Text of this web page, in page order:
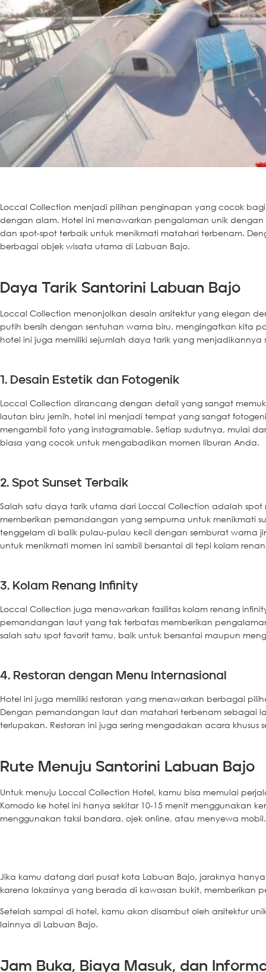
Loccal Collection menjadi pilihan penginapan yang cocok
dengan alam. Hotel ini menawarkan pengalaman unik
dan spot-spot terbaik untuk menikmati matahari terbenam.
berbagai objek wisata utama di Labuan Bajo.
Daya Tarik Santorini Labuan Bajo
Loccal Collection menonjolkan desain arsitektur yang elegan
putih bersih dengan sentuhan warna biru, mengingatkan kita
hotel ini juga memiliki sejumlah daya tarik yang
1. Desain Estetik dan Fotogenik
Loccal Collection dirancang dengan detail yang sangat
lautan biru jernih, hotel ini menjadi tempat yang sangat
mengambil foto yang instagramable. Setiap sudutnya, mulai
biasa yang cocok untuk mengabadikan momen liburan Anda.
2. Spot Sunset Terbaik
Salah satu daya tarik utama dari Loccal Collection adalah
memberikan pemandangan yang sempurna untuk menikmati
tenggelam di balik pulau-pulau kecil dengan semburat
untuk menikmati momen ini sambil bersantai di tepi kolam
3. Kolam Renang Infinity
Loccal Collection juga menawarkan fasilitas kolam renang
pemandangan laut yang tak terbatas memberikan
salah satu spot favorit tamu, baik untuk bersantai maupun
4. Restoran dengan Menu Internasional
Hotel ini juga memiliki restoran yang menawarkan berbagai
Dengan pemandangan laut dan matahari terbenam sebagai
terlupakan. Restoran ini juga sering mengadakan acara khusus
Rute Menuju Santorini Labuan Bajo
Untuk menuju Loccal Collection Hotel, kamu bisa memulai
Komodo ke hotel ini hanya sekitar 10-15 menit menggunakan
menggunakan taksi bandara, ojek online, atau menyewa mobil.
Jika kamu datang dari pusat kota Labuan Bajo, jaraknya
karena lokasinya yang berada di kawasan bukit, memberikan
Setelah sampai di hotel, kamu akan disambut oleh arsitektur
lainnya di Labuan Bajo.
Jam Buka, Biaya Masuk, dan